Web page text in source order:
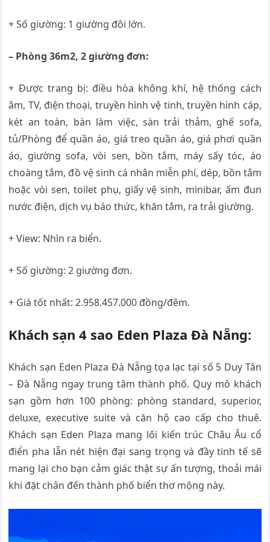
+ Số giường: 1 giường đôi lớn.
– Phòng 36m2, 2 giường đơn:
+ Được trang bị: điều hòa không khí, hệ thống cách
âm, TV, điện thoại, truyền hình vệ tinh, truyền hình cáp,
két an toàn, bàn làm việc, sàn trải thảm, ghế sofa,
tủ/Phòng để quần áo, giá treo quần áo, giá phơi quần
áo, giường sofa, vòi sen, bồn tắm, máy sấy tóc, áo
choàng tắm, đồ vệ sinh cá nhân miễn phí, dép, bồn tắm
hoặc vòi sen, toilet phụ, giấy vệ sinh, minibar, ấm đun
nước điện, dịch vụ báo thức, khăn tắm, ra trải giường.
+ View: Nhìn ra biển.
+ Số giường: 2 giường đơn.
+ Giá tốt nhất: 2.958.457.000 đồng/đêm.
Khách sạn 4 sao Eden Plaza Đà Nẵng:
Khách sạn Eden Plaza Đà Nẵng tọa lạc tại số 5 Duy Tân
– Đà Nẵng ngay trung tâm thành phố. Quy mô khách
sạn gồm hơn 100 phòng: phòng standard, superior,
deluxe, executive suite và căn hộ cao cấp cho thuê.
Khách sạn Eden Plaza mang lối kiến trúc Châu Âu cổ
điển pha lẫn nét hiện đại sang trọng và đầy tinh tế sẽ
mang lại cho bạn cảm giác thật sự ấn tượng, thoải mái
khi đặt chân đến thành phố biển thơ mộng này.